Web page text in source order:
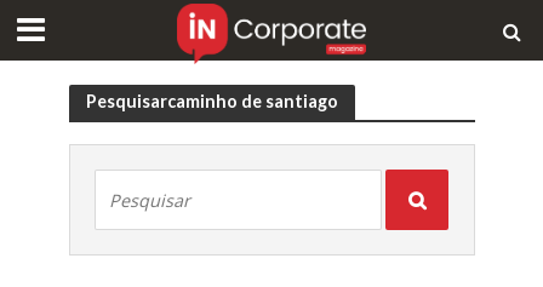
Pesquisarcaminho de santiago